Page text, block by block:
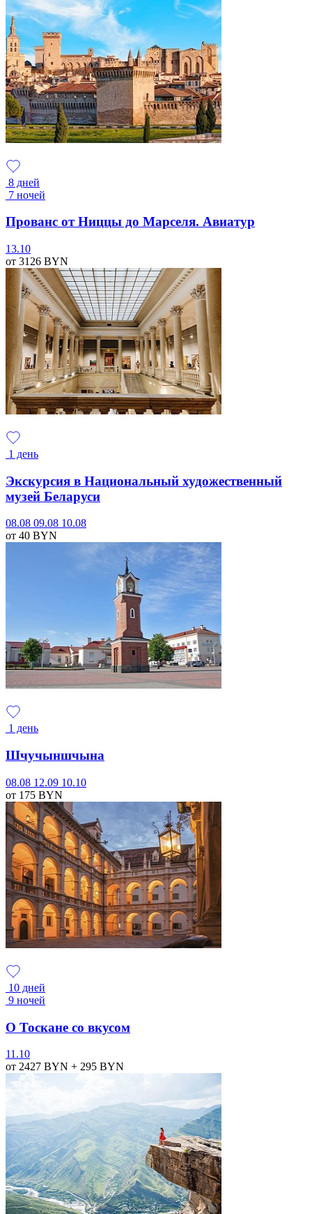
8 дней
7 ночей
Прованс от Ниццы до Марселя. Авиатур
13.10
от 3126 BYN
1 день
Экскурсия в Национальный художественный
музей Беларуси
08.08 09.08 10.08
от 40 BYN
1 день
Шчучыншчына
08.08 12.09 10.10
от 175 BYN
10 дней
9 ночей
О Тоскане со вкусом
11.10
от 2427 BYN + 295 BYN